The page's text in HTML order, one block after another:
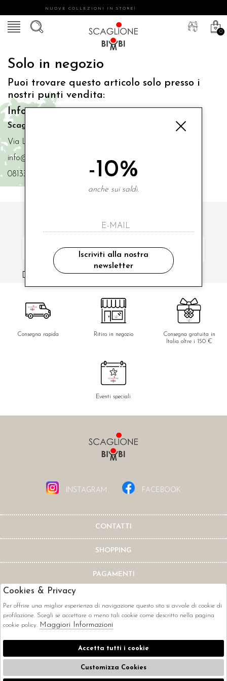
NUOVE COLLEZIONI IN STORE!
0
Solo in negozio
Puoi trovare questo articolo solo presso i
nostri punti vendita:
Info contatti
Scaglione Bimbi di Iacono Maria Angela
Via Luigi Mazzella,73 80077 Ischia
info@scaglionebimbi.com
0813331162
ISCRIVITI ALLA NOSTRA NEWSLETTER
ho letto ed accettato le condizioni sulla privacy.
Consegna rapida Ritiro in negozio
Consegna gratuita in
Italia oltre i 150 €
Eventi speciali
INSTAGRAM FACEBOOK
CONTATTI
SHOPPING
PAGAMENTI
CORRIERI
-10%
anche sui saldi.
Iscriviti alla nostra
newsletter
Cookies & Privacy
Per offrire una miglior esperienza di navigazione questo sito si avvale di cookie di
profilazione. Scegli se accettare o meno tali cookie come descritto nella pagina
cookie policy. Maggiori Informazioni
Accetta tutti i cookie
Customizza Cookies